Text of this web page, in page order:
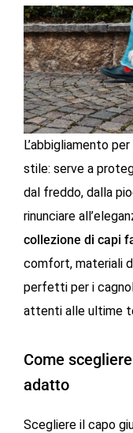
L’abbigliamento
stile: serve a
dal freddo, dalla
rinunciare
collezione di capi
comfort, materiali
perfetti per i
attenti alle ultime
Come
adatto
Scegliere il capo